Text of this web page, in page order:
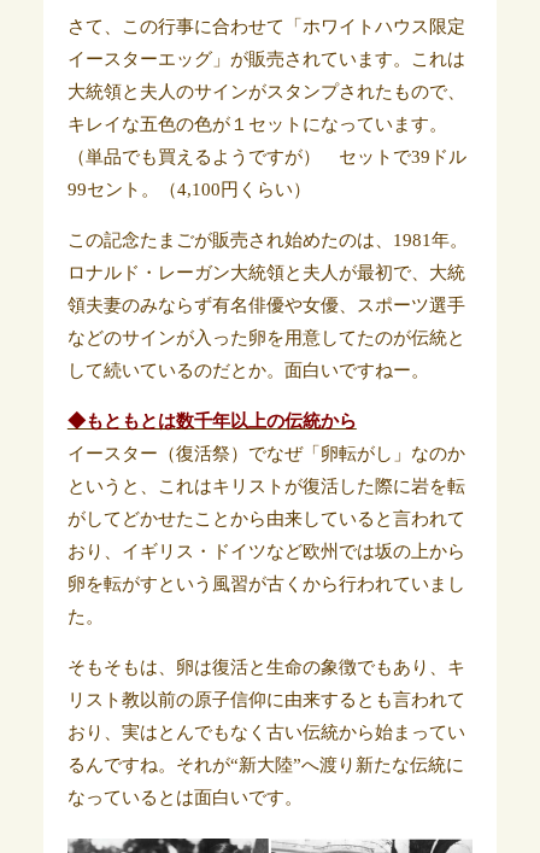
さて、この行事に合わせて「ホワイトハウス限定
イースターエッグ」が販売されています。
これは
大統領と夫人のサインがスタンプされたもので、
キレイな五色の色が１セットになっています。
（単品でも買えるようですが） セットで39ドル
99セント。（4,100円くらい）
この記念たまごが販売され始めたのは、1981年。
ロナルド・レーガン大統領と夫人が最初で、大統
領夫妻のみならず有名俳優や女優、スポーツ選手
などのサインが入った卵を用意してたのが伝統と
して続いているのだとか。面白いですねー。
◆もともとは数千年以上の伝統から
イースター（復活祭）でなぜ「卵転がし」なのか
というと、これはキリストが復活した際に岩を転
がしてどかせたことから由来していると言われて
おり、イギリス・ドイツなど欧州では坂の上から
卵を転がすという風習が古くから行われていまし
た。
そもそもは、卵は復活と生命の象徴でもあり、キ
リスト教以前の原子信仰に由来するとも言われて
おり、実はとんでもなく古い伝統から始まってい
るんですね。それが“新大陸”へ渡り新たな伝統に
なっているとは面白いです。